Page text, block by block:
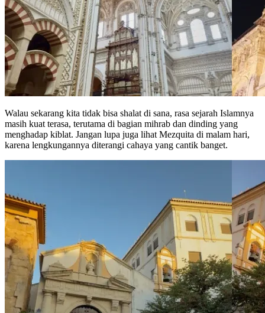
Walau sekarang kita tidak bisa shalat di sana, rasa sejarah Islamnya
masih kuat terasa, terutama di bagian mihrab dan dinding yang
menghadap kiblat. Jangan lupa juga lihat Mezquita di malam hari,
karena lengkungannya diterangi cahaya yang cantik banget.